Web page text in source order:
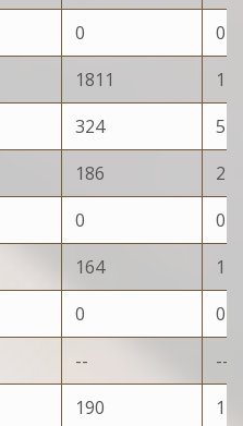
0
0
1811
12
324
5
186
2
0
0
164
1
0
0
--
--
190 1